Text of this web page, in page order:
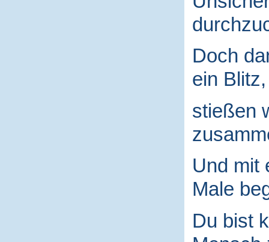
Doch
ein Blitz,
stießen
Und mit
Male
Du bist